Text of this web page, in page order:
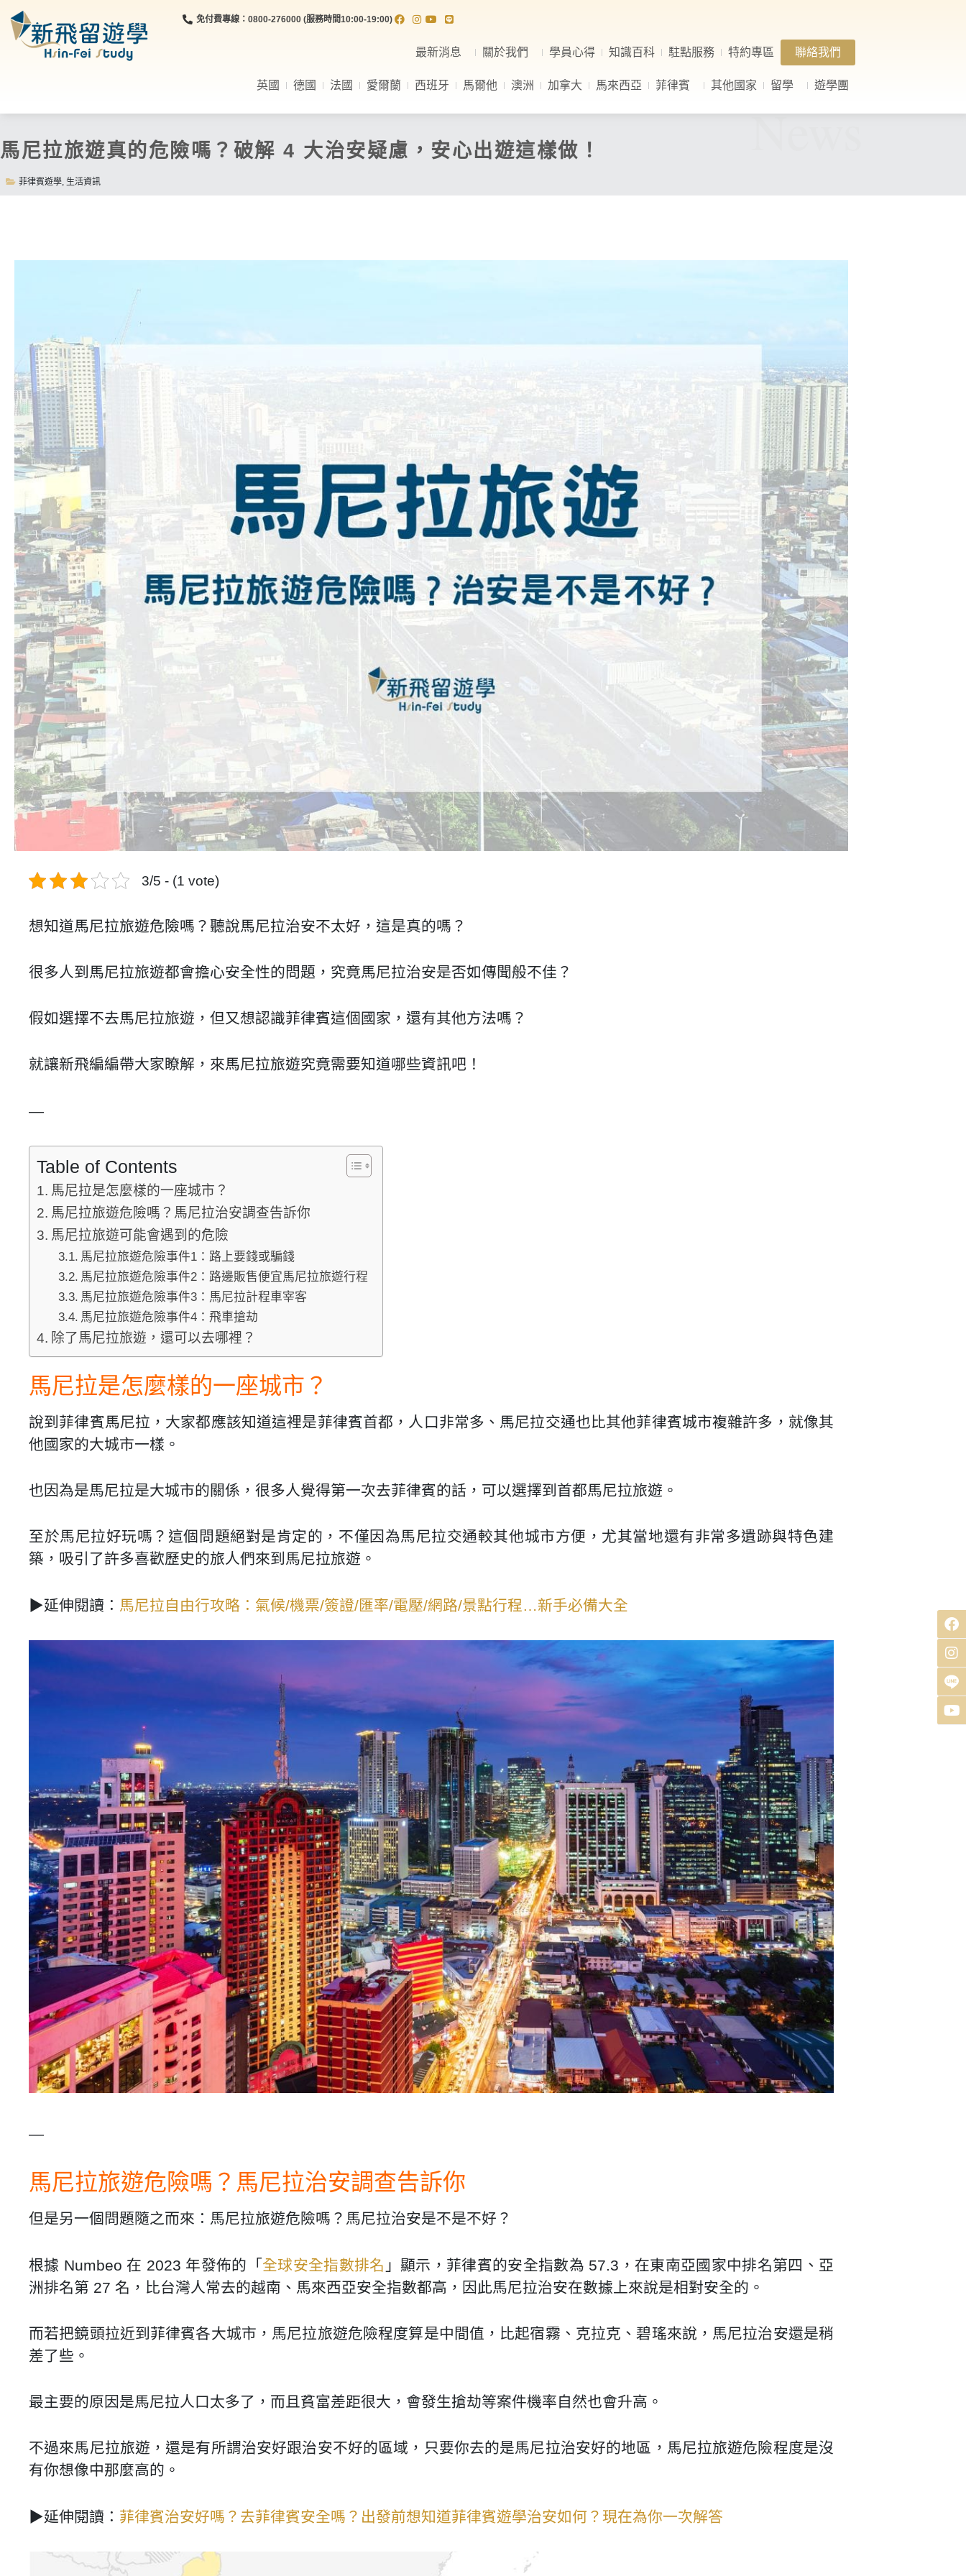
免付費專線：0800-276000 (服務時間10:00-19:00)
最新消息 關於我們 學員心得 知識百科 駐點服務 特約專區 聯絡我們
英國 德國 法國 愛爾蘭 西班牙 馬爾他 澳洲 加拿大 馬來西亞 菲律賓 其他國家 留學 遊學團
馬尼拉旅遊真的危險嗎？破解 4 大治安疑慮，安心出遊這樣做！
菲律賓遊學, 生活資訊
News
3/5 - (1 vote)
想知道馬尼拉旅遊危險嗎？聽說馬尼拉治安不太好，這是真的嗎？
很多人到馬尼拉旅遊都會擔心安全性的問題，究竟馬尼拉治安是否如傳聞般不佳？
假如選擇不去馬尼拉旅遊，但又想認識菲律賓這個國家，還有其他方法嗎？
就讓新飛編編帶大家瞭解，來馬尼拉旅遊究竟需要知道哪些資訊吧！
—
Table of Contents
馬尼拉是怎麼樣的一座城市？
馬尼拉旅遊危險嗎？馬尼拉治安調查告訴你
馬尼拉旅遊可能會遇到的危險
馬尼拉旅遊危險事件1：路上要錢或騙錢
馬尼拉旅遊危險事件2：路邊販售便宜馬尼拉旅遊行程
馬尼拉旅遊危險事件3：馬尼拉計程車宰客
馬尼拉旅遊危險事件4：飛車搶劫
除了馬尼拉旅遊，還可以去哪裡？
馬尼拉是怎麼樣的一座城市？
說到菲律賓馬尼拉，大家都應該知道這裡是菲律賓首都，人口非常多、馬尼拉交通也比其他菲律賓城市複雜許多，就像其
他國家的大城市一樣。
也因為是馬尼拉是大城市的關係，很多人覺得第一次去菲律賓的話，可以選擇到首都馬尼拉旅遊。
至於馬尼拉好玩嗎？這個問題絕對是肯定的，不僅因為馬尼拉交通較其他城市方便，尤其當地還有非常多遺跡與特色建
築，吸引了許多喜歡歷史的旅人們來到馬尼拉旅遊。
▶延伸閱讀： 馬尼拉自由行攻略：氣候/機票/簽證/匯率/電壓/網路/景點行程…新手必備大全
—
馬尼拉旅遊危險嗎？馬尼拉治安調查告訴你
但是另一個問題隨之而來：馬尼拉旅遊危險嗎？馬尼拉治安是不是不好？
根據 Numbeo 在 2023 年發佈的「 全球安全指數排名 」顯示，菲律賓的安全指數為 57.3，在東南亞國家中排名第四、亞
洲排名第 27 名，比台灣人常去的越南、馬來西亞安全指數都高，因此馬尼拉治安在數據上來說是相對安全的。
而若把鏡頭拉近到菲律賓各大城市，馬尼拉旅遊危險程度算是中間值，比起宿霧、克拉克、碧瑤來說，馬尼拉治安還是稍
差了些。
最主要的原因是馬尼拉人口太多了，而且貧富差距很大，會發生搶劫等案件機率自然也會升高。
不過來馬尼拉旅遊，還是有所謂治安好跟治安不好的區域，只要你去的是馬尼拉治安好的地區，馬尼拉旅遊危險程度是沒
有你想像中那麼高的。
▶延伸閱讀： 菲律賓治安好嗎？去菲律賓安全嗎？出發前想知道菲律賓遊學治安如何？現在為你一次解答